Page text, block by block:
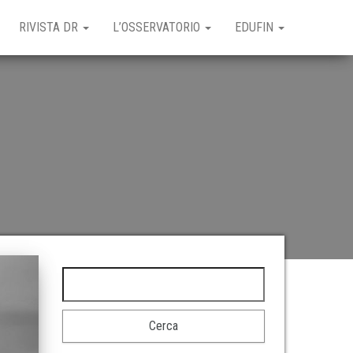
RIVISTA DR L’OSSERVATORIO EDUFIN